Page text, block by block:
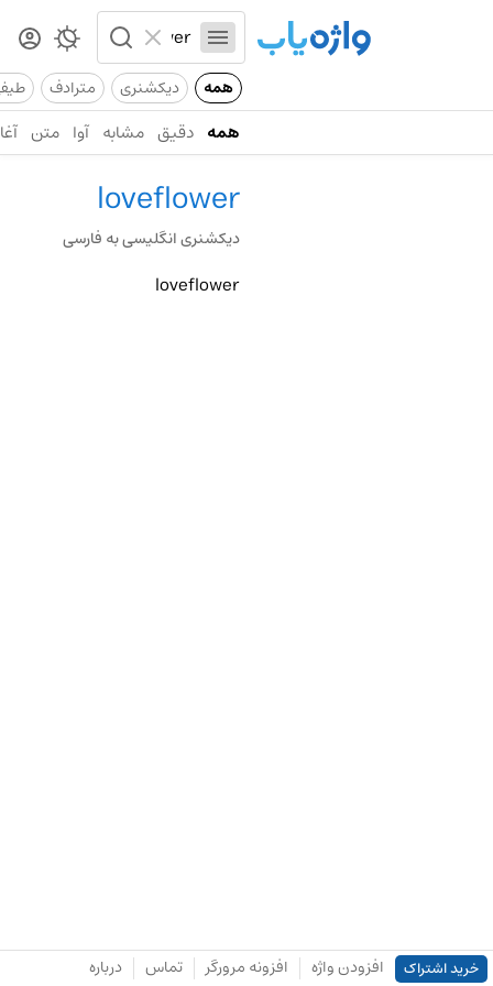
همه دیکشنری مترادف
همه دقیق مشابه آوا متن
loveflower
دیکشنری انگلیسی به فارسی
loveflower
خرید اشتراک افزودن واژه افزونه مرورگر تماس درباره